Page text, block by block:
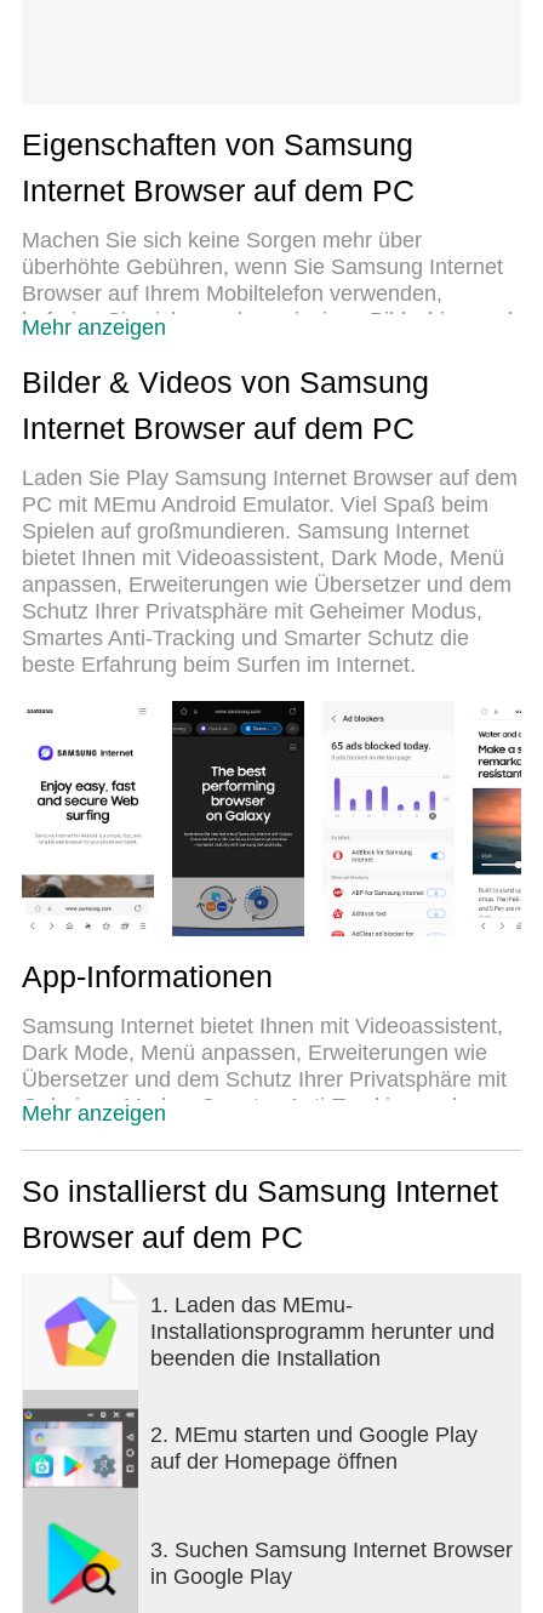
Eigenschaften von Samsung
Internet Browser auf dem PC
Machen Sie sich keine Sorgen mehr über
überhöhte Gebühren, wenn Sie Samsung Internet
Browser auf Ihrem Mobiltelefon verwenden,
befreien Sie sich von dem winzigen Bildschirm und
genießen Sie die Nutzung der App auf einem viel
größeren Display. Von nun an können Sie Ihre App
mit Tastatur und Maus im Vollbildmodus nutzen.
MEmu bietet Ihnen all die überraschenden
Installation und einfache Einrichtung, intuitive
Steuerung, keine Einschränkungen mehr durch
Batterie, mobile Daten und störende Anrufe. Der
brandneue MEmu 9 ist die beste Wahl für die
Nutzung von Samsung Internet Browser auf Ihrem
Computer. Mit unserer Absorption kodiert,
ermöglicht der Multi-Instanz-Manager die Eröffnung
von 2 oder mehr Konten zur gleichen Zeit. Und das
kann das volle Potenzial Ihres PCs freisetzen und
alles reibungslos und angenehm gestalten.
Mehr anzeigen
Bilder & Videos von Samsung
Internet Browser auf dem PC
Laden Sie Play Samsung Internet Browser auf dem
PC mit MEmu Android Emulator. Viel Spaß beim
Spielen auf großmundieren. Samsung Internet
bietet Ihnen mit Videoassistent, Dark Mode, Menü
anpassen, Erweiterungen wie Übersetzer und dem
Schutz Ihrer Privatsphäre mit Geheimer Modus,
Smartes Anti-Tracking und Smarter Schutz die
beste Erfahrung beim Surfen im Internet.
App-Informationen
Samsung Internet bietet Ihnen mit Videoassistent,
Dark Mode, Menü anpassen, Erweiterungen wie
Übersetzer und dem Schutz Ihrer Privatsphäre mit
Geheimer Modus, Smartes Anti-Tracking und
Smarter Schutz die beste Erfahrung beim Surfen im
Samsung Internet ist auf „Galaxy Watch“-Geräten
verfügbar, die Wear OS unterstützen. (※ „Galaxy
veröffentlicht wurden)
■ Neue Funktionen für Sie
* Nicht verwendete Tabs automatisch schließen
automatisch schließen“ im Menü
„Interneteinstellungen“ aktivieren, damit
Registerkarten automatisch geschlossen werden,
Organisieren Sie unnötige Registerkarten mühelos
und genießen Sie ein übersichtliches und
produktives Surferlebnis.
Mehr anzeigen
So installierst du Samsung Internet
Browser auf dem PC
1. Laden das MEmu-
Installationsprogramm herunter und
beenden die Installation
2. MEmu starten und Google Play
auf der Homepage öffnen
3. Suchen Samsung Internet Browser
in Google Play